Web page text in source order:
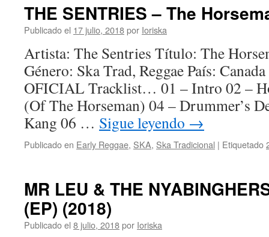
THE SENTRIES – The
Publicado el 17 julio, 2018por Ioriska
Artista: The Sentries Título: The
Género: Ska Trad, Reggae País:
OFICIAL Tracklist… 01 – Intro 02 –
(Of The Horseman) 04 – Drummer’s
Kang 06 … Sigue leyendo →
Publicado en Early Reggae, SKA, Ska Tradicional | Etiquetado
MR LEU & THE
(EP) (2018)
Publicado el 8 julio, 2018por Ioriska